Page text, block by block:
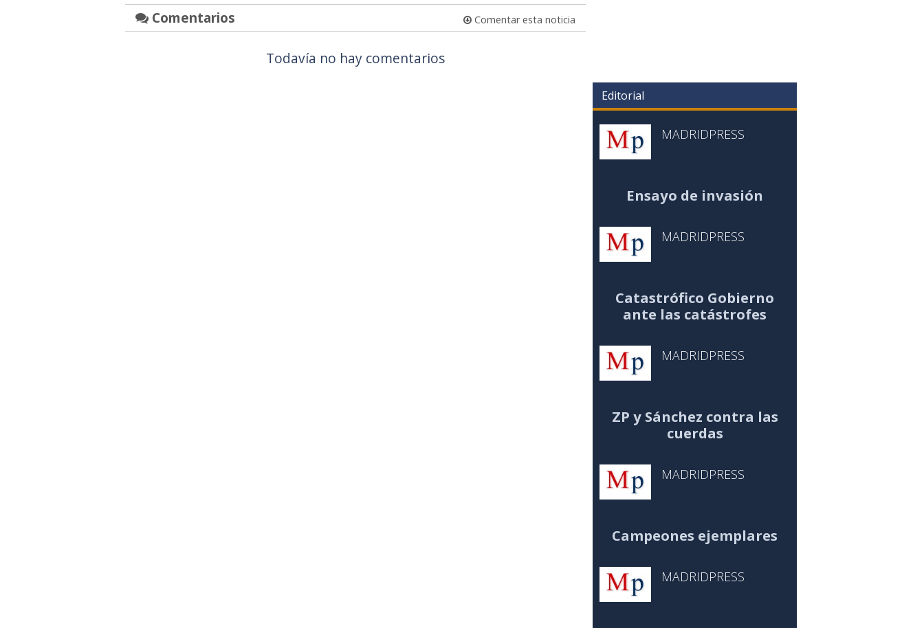
Comentarios Comentar esta noticia
Todavía no hay comentarios
Editorial
MADRIDPRESS
Ensayo de invasión
MADRIDPRESS
Catastrófico Gobierno
ante las catástrofes
MADRIDPRESS
ZP y Sánchez contra las
cuerdas
MADRIDPRESS
Campeones ejemplares
MADRIDPRESS